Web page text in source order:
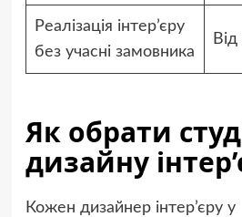
Реалізація інтер’єру
без учасні замовника
Як обрати
дизайну
Кожен дизайнер інтер’єру у